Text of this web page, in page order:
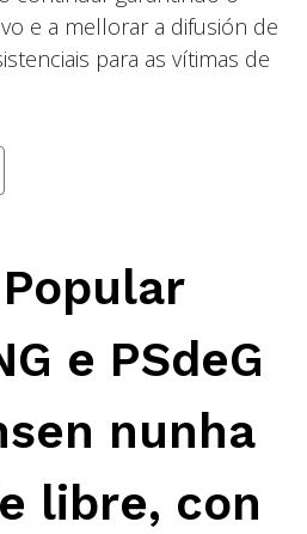
e a mellorar a difusión de
para as vítimas de
e PSdeG
nunha
libre, con